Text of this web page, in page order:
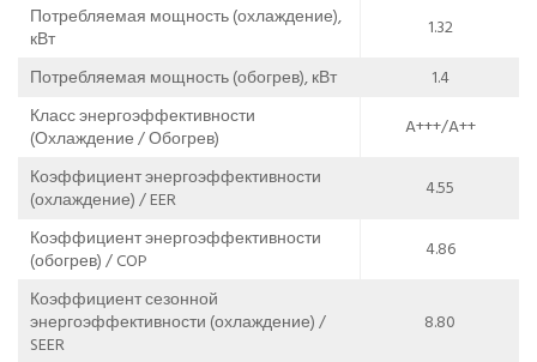
Потребляемая мощность (охлаждение),
кВт
1.32
Потребляемая мощность (обогрев), кВт
1.4
Класс энергоэффективности
(Охлаждение / Обогрев)
A+++/A++
Коэффициент энергоэффективности
(охлаждение) / EER
4.55
Коэффициент энергоэффективности
(обогрев) / COP
4.86
Коэффициент сезонной
энергоэффективности (охлаждение) /
SEER
8.80